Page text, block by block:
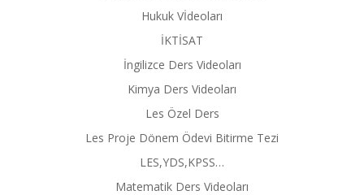
Hukuk Vİdeoları
İKTİSAT
İngilizce Ders Videoları
Kimya Ders Videoları
Les Özel Ders
Les Proje Dönem Ödevi Bitirme Tezi
LES,YDS,KPSS…
Matematik Ders Videoları